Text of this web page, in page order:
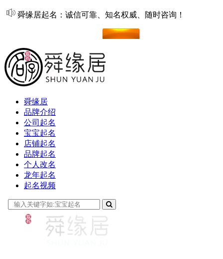
舜缘居起名：诚信可靠、知名权威、随时咨询！
舜缘居
品牌介绍
公司起名
宝宝起名
店铺起名
品牌起名
个人改名
龙年起名
起名视频